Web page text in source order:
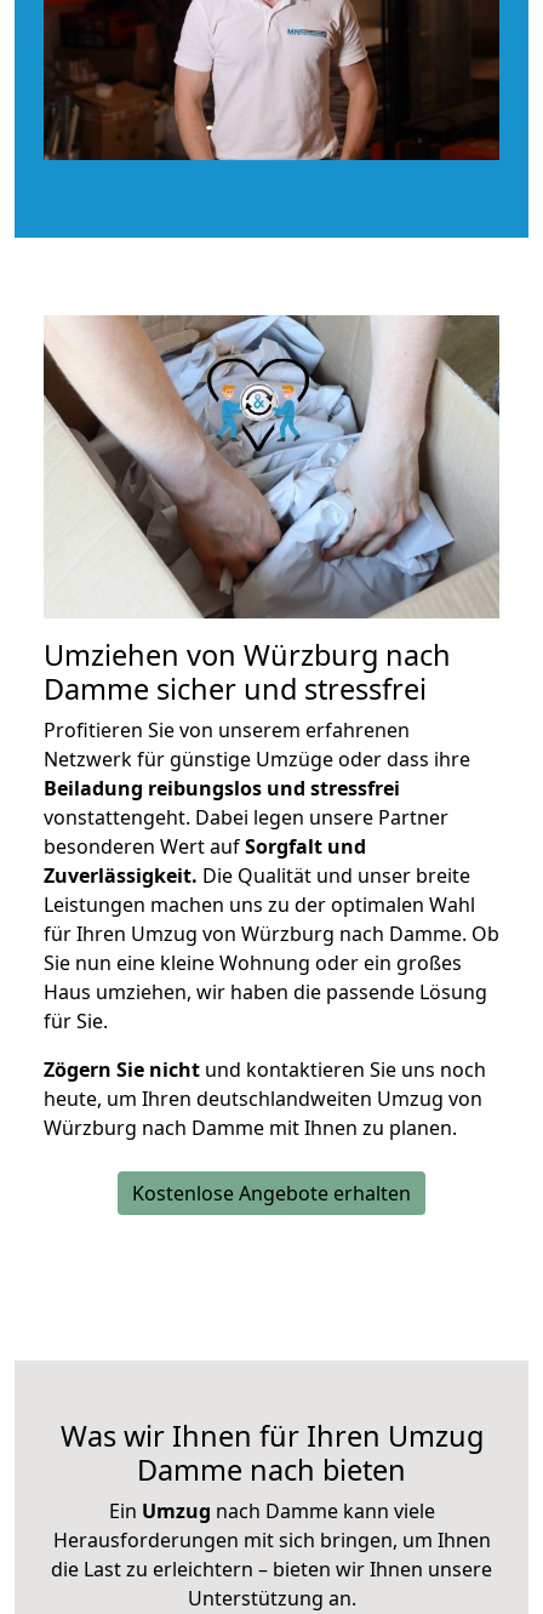
Umziehen von Würzburg nach
Damme sicher und stressfrei
Profitieren Sie von unserem erfahrenen
Netzwerk für günstige Umzüge oder dass ihre
Beiladung reibungslos und stressfrei
vonstattengeht. Dabei legen unsere Partner
besonderen Wert aufSorgfalt und
Zuverlässigkeit. Die Qualität und unser breite
Leistungen machen uns zu der optimalen Wahl
für Ihren Umzug von Würzburg nach Damme. Ob
Sie nun eine kleine Wohnung oder ein großes
Haus umziehen, wir haben die passende Lösung
für Sie.
Zögern Sie nicht und kontaktieren Sie uns noch
heute, um Ihren deutschlandweiten Umzug von
Würzburg nach Damme mit Ihnen zu planen.
Kostenlose Angebote erhalten
Was wir Ihnen für Ihren Umzug
Damme nach bieten
Ein Umzug nach Damme kann viele
Herausforderungen mit sich bringen, um Ihnen
die Last zu erleichtern – bieten wir Ihnen unsere
Unterstützung an.